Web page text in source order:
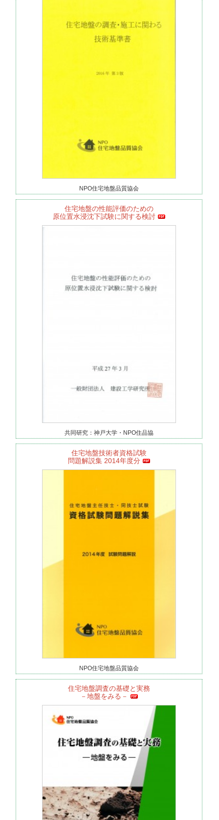
NPO住宅地盤品質協会
住宅地盤の性能評価のための
原位置水浸沈下試験に関する検討
共同研究：神戸大学・NPO住品協
住宅地盤技術者資格試験
問題解説集 2014年度分
NPO住宅地盤品質協会
住宅地盤調査の基礎と実務
－地盤をみる－